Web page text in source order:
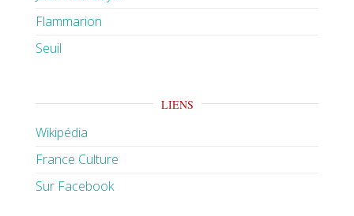
Flammarion
Seuil
LIENS
Wikipédia
France Culture
Sur Facebook